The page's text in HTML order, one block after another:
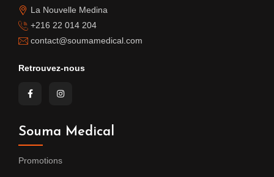
La Nouvelle Medina
+216 22 014 204
contact@soumamedical.com
Retrouvez-nous
Souma Medical
Promotions